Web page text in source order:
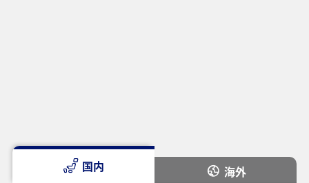
国内 海外